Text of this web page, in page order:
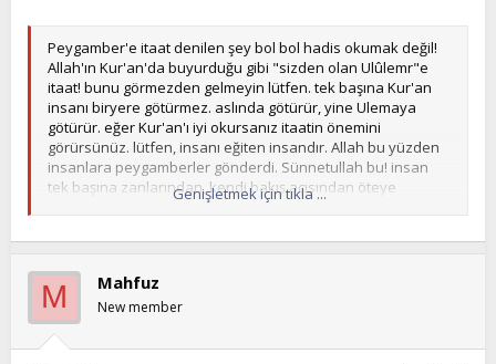
nPeygamber'e itaat denilen şey bol bol hadis okumak değil!
Allah'ın Kur'an'da buyurduğu gibi "sizden olan Ulûlemr"e
itaat! bunu görmezden gelmeyin lütfen. tek başına Kur'an
insanı biryere götürmez. aslında götürür, yine Ulemaya
götürür. eğer Kur'an'ı iyi okursanız itaatin önemini
görürsünüz. lütfen, insanı eğiten insandır. Allah bu yüzden
insanlara peygamberler gönderdi. Sünnetullah bu! insan
tek başına zanlarından, kendi bakış açısından öteye
gidemez. lütfen gelin şunu kabul edin! şu dünyada eğer
hep insanları tanrılaştırmış. yapılan putlar bile çok sevilen
insanların heykelleridir. düşünün lütfen! insan bizim sırrımız,
biz insanın sırrıyız buyuruyor Allah. insana ruhundan
üflediğini söylüyor. düşünün bir kere neden melekler gibi
yüce varlıklara insana secde etmesini emretmiştir. düşünün!
neden elçi olarak melekler değil, insanlar görevlendirilmiştir.
Genişletmek için tıkla ...
M Mahfuz
New member